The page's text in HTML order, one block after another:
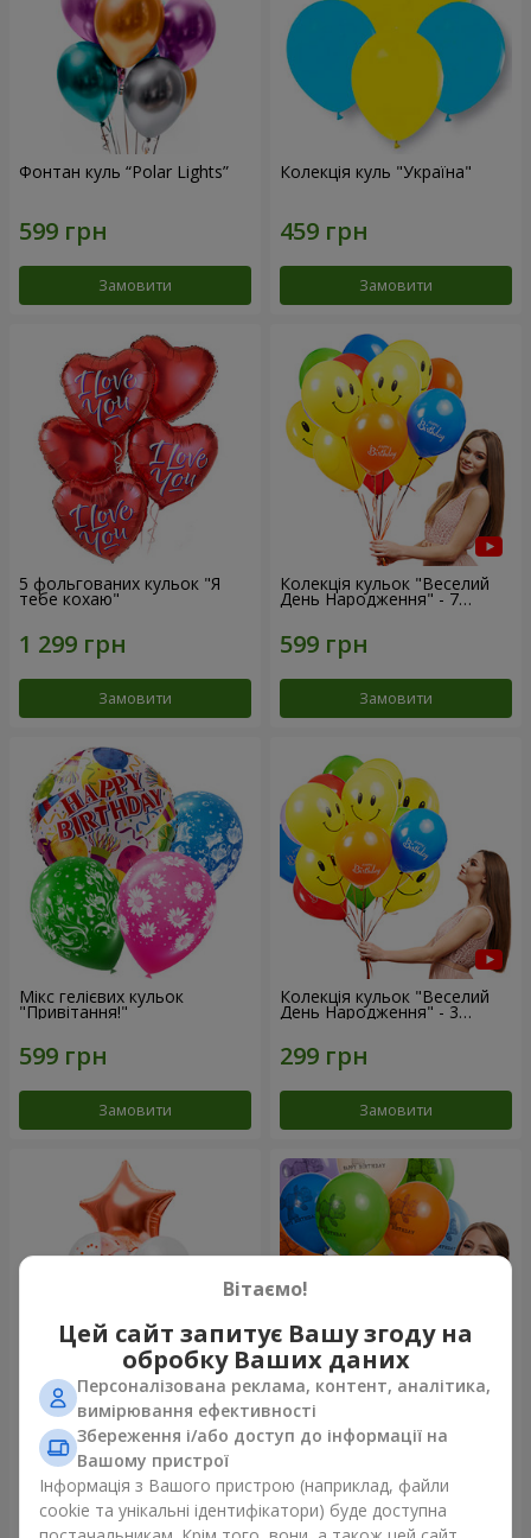
Фонтан куль “Polar Lights”
Замовити
Колекція куль "Україна"
Замовити
5 фольгованих кульок "Я
тебе кохаю"
Замовити
Колекція кульок "Веселий
День Народження" - 7
кульок
Замовити
Мікс гелієвих кульок
"Привітання!"
Замовити
Колекція кульок "Веселий
День Народження" - 3
кульки
Замовити
Фонтан куль “Світ чудес”
Замовити
Коллекция шариков "День
рождения" (с Тедди)
Замовити
Вітаємо!
Цей сайт запитує Вашу згоду на
обробку Ваших даних
Персоналізована реклама, контент, аналітика,
вимірювання ефективності
Збереження і/або доступ до інформації на
Вашому пристрої
Інформація з Вашого пристрою (наприклад, файли
cookie та унікальні ідентифікатори) буде доступна